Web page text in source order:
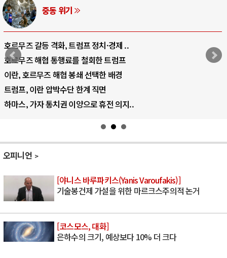
AI와 인간
중국 AI, 저가 공세로 글로벌 토큰 시..
AI 국부펀드 구상 놓고 미국 진보진영 ..
AI 데이터센터 반대 투쟁은 새로운 글로..
AI의 숨은 환경 비용: 데이터센터 확산..
AI는 어떻게 미국 민주주의를 잠식하고 ..
오피니언
[야니스 바루파키스(Yanis Varoufakis)]
기술봉건제 가설을 위한 마르크스주의적 논거
[코스모스, 대화]
은하수의 크기, 예상보다 10% 더 크다